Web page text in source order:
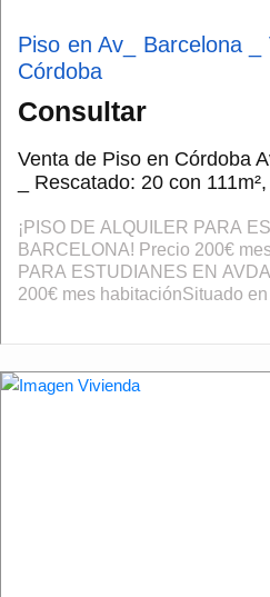
Piso en Av_ Barcelona
Córdoba
Consultar
Venta de Piso en Córdoba
_ Rescatado: 20 con
¡PISO DE ALQUILER PARA
BARCELONA! Precio 200€
PARA ESTUDIANES EN
200€ mes habitaciónSituado